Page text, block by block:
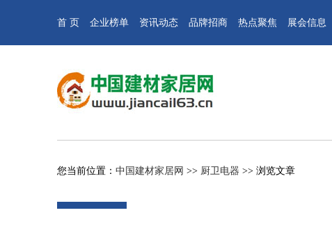
首 页 企业榜单 资讯动态 品牌招商 热点聚焦 展会信息
您当前位置： 中国建材家居网 >> 厨卫电器 >> 浏览文章